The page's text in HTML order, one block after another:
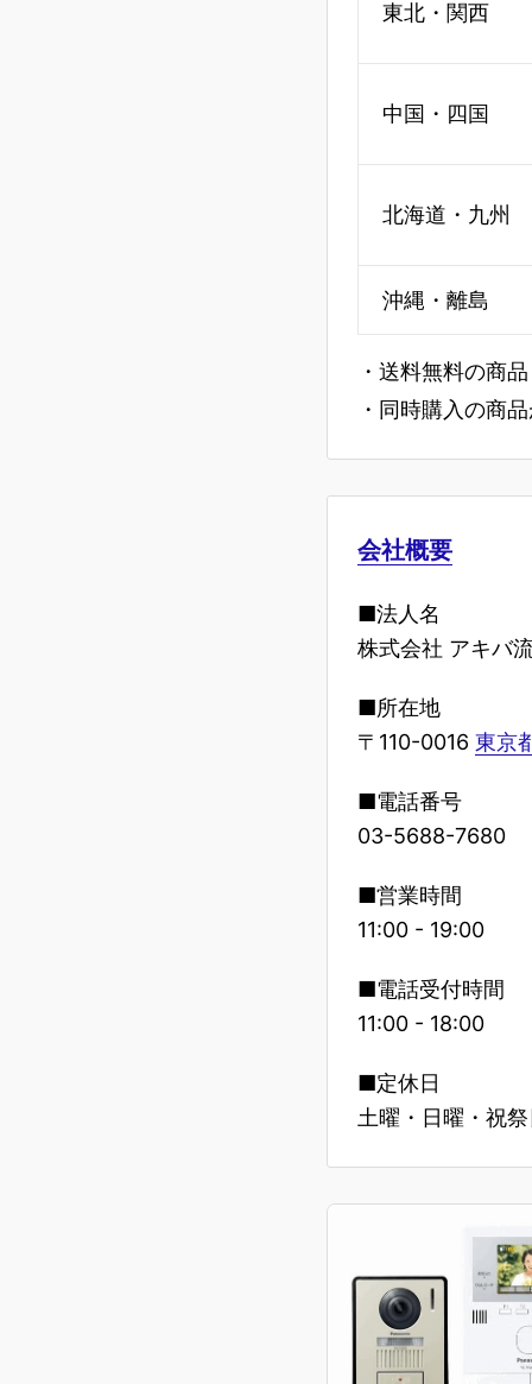
東北・関西
中国・四国
北海道・九州
沖縄・離島
・送料無料の商
・同時購入の商
会社概要
■法人名
株式会社 アキバ
■所在地
〒110-0016 東京
■電話番号
03-5688-7680
■営業時間
11:00 - 19:00
■電話受付時間
11:00 - 18:00
■定休日
土曜・日曜・祝